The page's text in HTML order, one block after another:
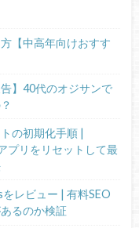
【中高年向けおすす
】40代のオジサンで
の初期化手順 |
プリをリセットして最
をレビュー | 有料SEO
るのか検証